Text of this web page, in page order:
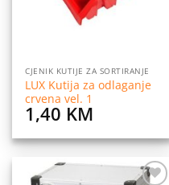
CJENIK KUTIJE ZA SORTIRANJE
LUX Kutija za odlaganje
crvena vel. 1
1,40 KM